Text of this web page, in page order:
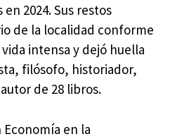
2024. Sus restos
de la localidad conforme
intensa y dejó huella
filósofo, historiador,
de 28 libros.
en la